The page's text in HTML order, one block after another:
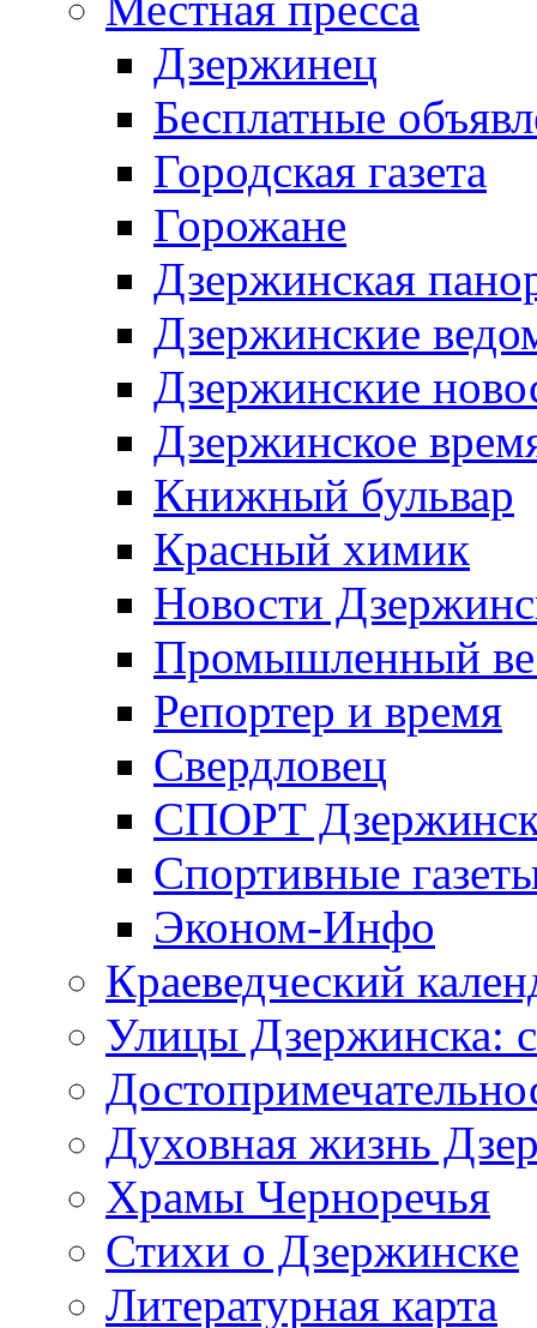
Дзержинец
Бесплатные
Городская газета
Горожане
Дзержинская
Дзержинские
Дзержинские
Дзержинское
Книжный бульвар
Красный химик
Новости
Промышленный
Репортер и время
Свердловец
СПОРТ
Спортивные
Эконом-Инфо
Краеведческий
Улицы Дзержинска:
Духовная жизнь
Храмы Черноречья
Стихи о Дзержинске
Литературная карта